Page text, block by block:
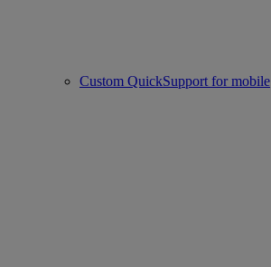
Custom QuickSupport for mobile